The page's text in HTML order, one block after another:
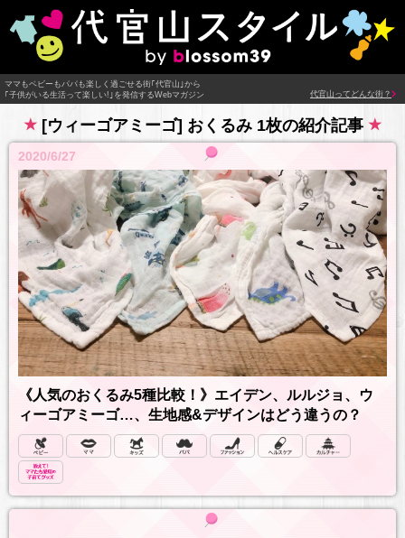
ママもベビーもパパも楽しく過ごせる街｢代官山｣から
｢子供がいる生活って楽しい!｣を発信するWebマガジン
代官山ってどんな街？
[ウィーゴアミーゴ] おくるみ 1枚の紹介記事
2020/6/27
《人気のおくるみ5種比較！》エイデン、ルルジョ、ウ
ィーゴアミーゴ…、生地感&デザインはどう違うの？